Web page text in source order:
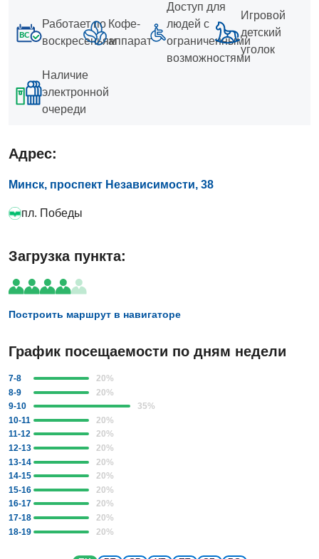
Работает по
воскресеньям
Кофе-
аппарат
Доступ для
людей с
ограниченными
возможностями
Игровой
детский
уголок
Наличие
электронной
очереди
Адрес:
Минск, проспект Независимости, 38
пл. Победы
Загрузка пункта:
Построить маршрут в навигаторе
График посещаемости по дням недели
7-8 20%
8-9
20%
9-10
35%
10-11
20%
11-12
20%
12-13
20%
13-14
20%
14-15
20%
15-16
20%
16-17
20%
17-18
20%
18-19
20%